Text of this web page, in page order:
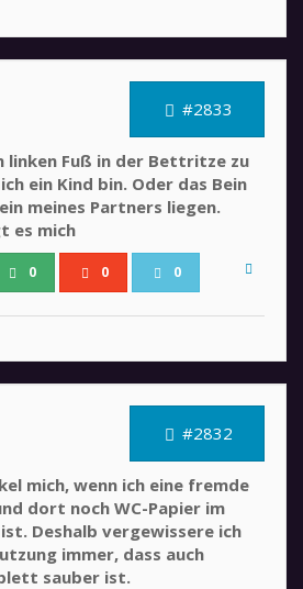
#2833
linken Fuß in der Bettritze zu
ein Kind bin. Oder das Bein
meines Partners liegen.
es mich
0 0 0
#2832
mich, wenn ich eine fremde
dort noch WC-Papier im
Deshalb vergewissere ich
immer, dass auch
sauber ist.